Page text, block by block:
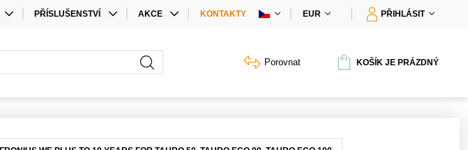
PŘÍSLUŠENSTVÍ
PŘÍSLUŠENSTVÍ ÚLOŽIŠTĚ
AKCE
SADY PRODUKTŮ
KONTAKTY EUR PŘIHLÁSIT
Porovnat KOŠÍK JE PRÁZDNÝ